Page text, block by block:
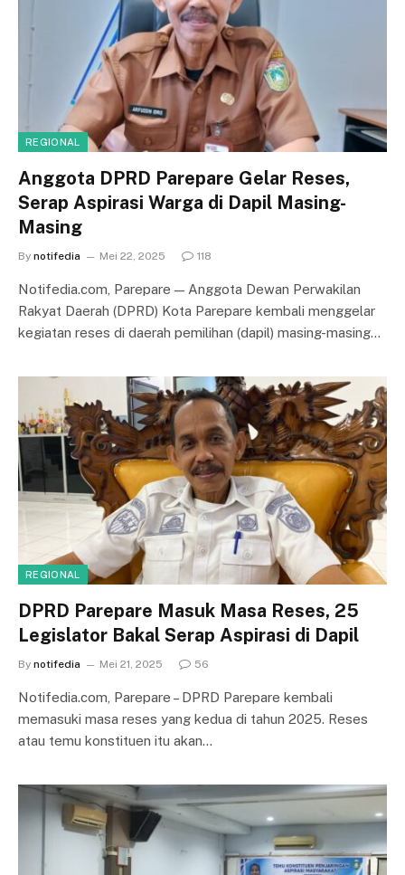
REGIONAL
Anggota DPRD Parepare Gelar Reses,
Serap Aspirasi Warga di Dapil Masing-
Masing
By notifedia Mei 22, 2025 118
Notifedia.com, Parepare — Anggota Dewan Perwakilan
Rakyat Daerah (DPRD) Kota Parepare kembali menggelar
kegiatan reses di daerah pemilihan (dapil) masing-masing…
REGIONAL
DPRD Parepare Masuk Masa Reses, 25
Legislator Bakal Serap Aspirasi di Dapil
By notifedia Mei 21, 2025 56
Notifedia.com, Parepare – DPRD Parepare kembali
memasuki masa reses yang kedua di tahun 2025. Reses
atau temu konstituen itu akan…